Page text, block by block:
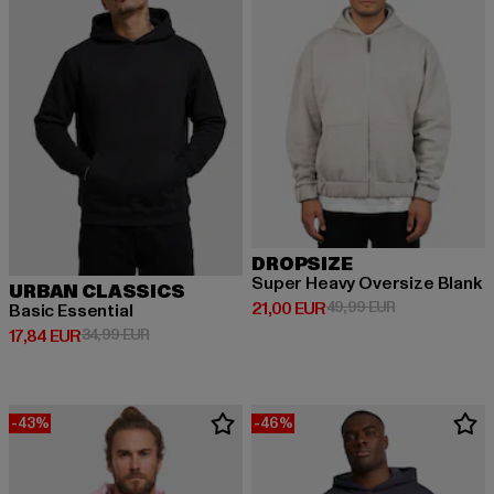
URBAN CLASSICS
Basic Essential
17,84 EUR
Derzeitiger Preis: 17,84 EUR
34,99 EURAktionspreis: 34,99 EUR
DROPSIZE
Super Heavy Oversize Blank
21,00 EUR
Derzeitiger Preis: 21,00 EUR
49,99 EURAktionspreis:
-43% -46%